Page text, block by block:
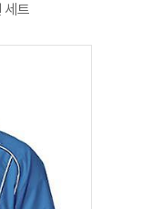
세트